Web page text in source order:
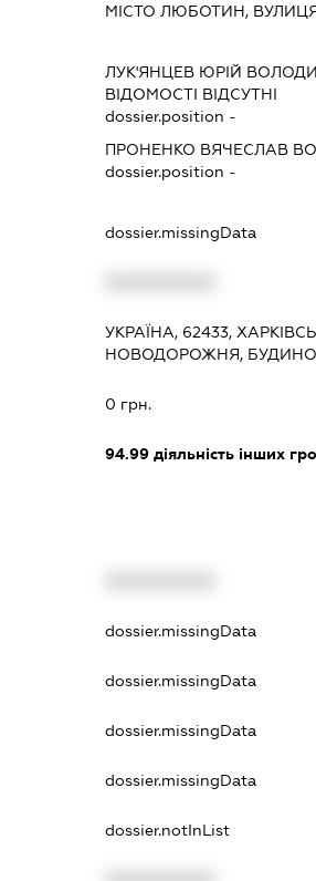
МІСТО ЛЮБОТИН,
ЛУК'ЯНЦЕВ ЮРІЙ
ВІДОМОСТІ ВІДСУТНІ
dossier.position -
ПРОНЕНКО ВЯЧЕСЛАВ
dossier.position -
dossier.missingData
УКРАЇНА, 62433,
НОВОДОРОЖНЯ,
0 грн.
94.99діяльність інших
dossier.missingData
dossier.missingData
dossier.missingData
dossier.missingData
dossier.notInList